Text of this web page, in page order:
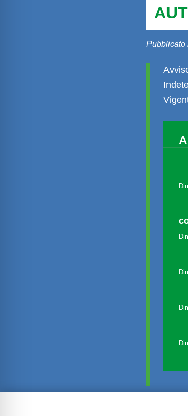
Pubblicato